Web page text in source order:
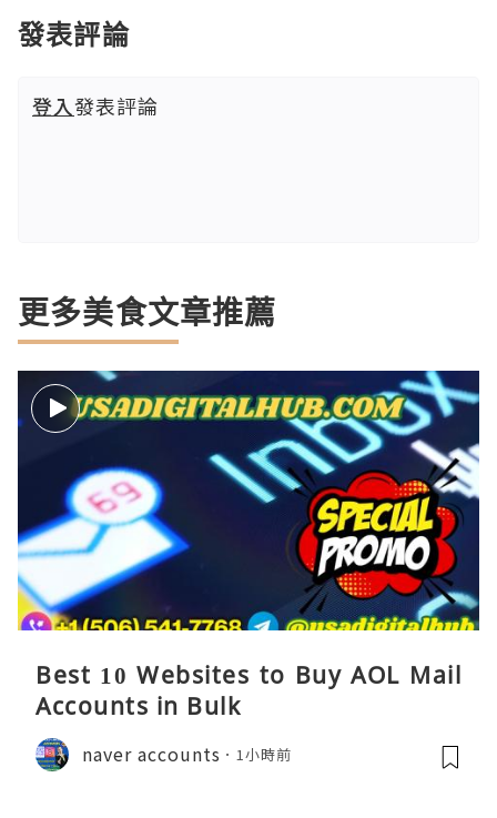
發表評論
登入發表評論
更多美食文章推薦
Best 10 Websites to Buy AOL Mail
Accounts in Bulk
naver accounts 1小時前